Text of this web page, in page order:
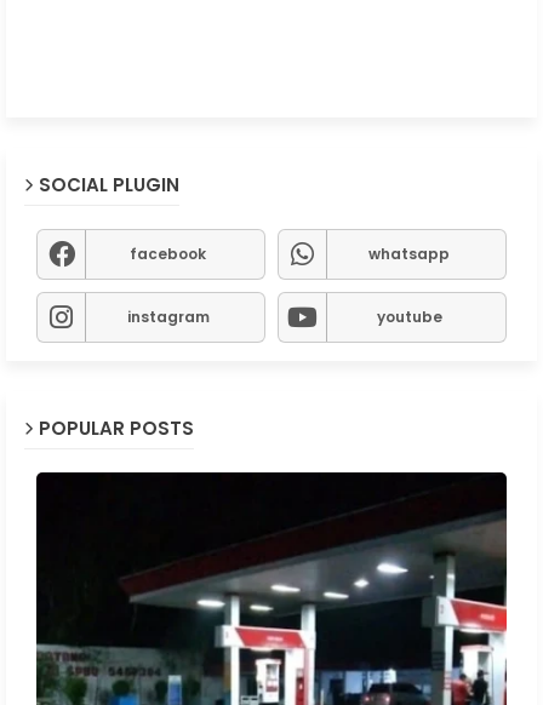
SOCIAL PLUGIN
facebook whatsapp
instagram youtube
POPULAR POSTS